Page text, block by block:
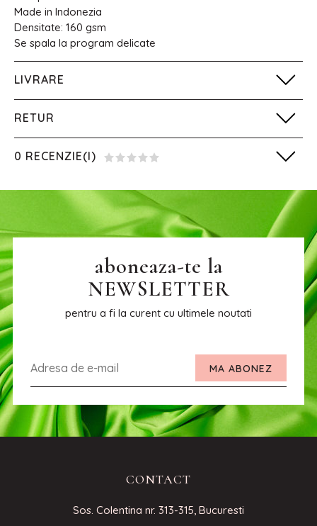
Made in Indonezia
Densitate: 160 gsm
Se spala la program delicate
LIVRARE
RETUR
0 RECENZIE(I)
aboneaza-te la
NEWSLETTER
pentru a fi la curent cu ultimele noutati
MA ABONEZ
CONTACT
Sos. Colentina nr. 313-315, Bucuresti